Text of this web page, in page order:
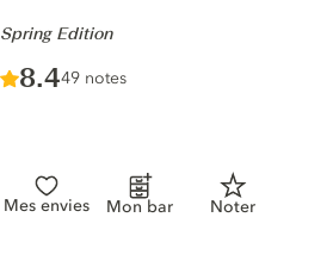
-
Spring Edition
Score :
8.4/ 10
49 notes
Mes envies Mon bar Noter